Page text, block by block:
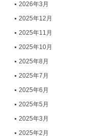
2026年3月
2025年12月
2025年11月
2025年10月
2025年8月
2025年7月
2025年6月
2025年5月
2025年3月
2025年2月